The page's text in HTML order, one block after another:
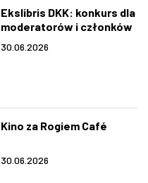
Ekslibris DKK: konkurs dla
moderatorów i członków
Książki
30.06.2026
Kino za Rogiem Café
30.06.2026